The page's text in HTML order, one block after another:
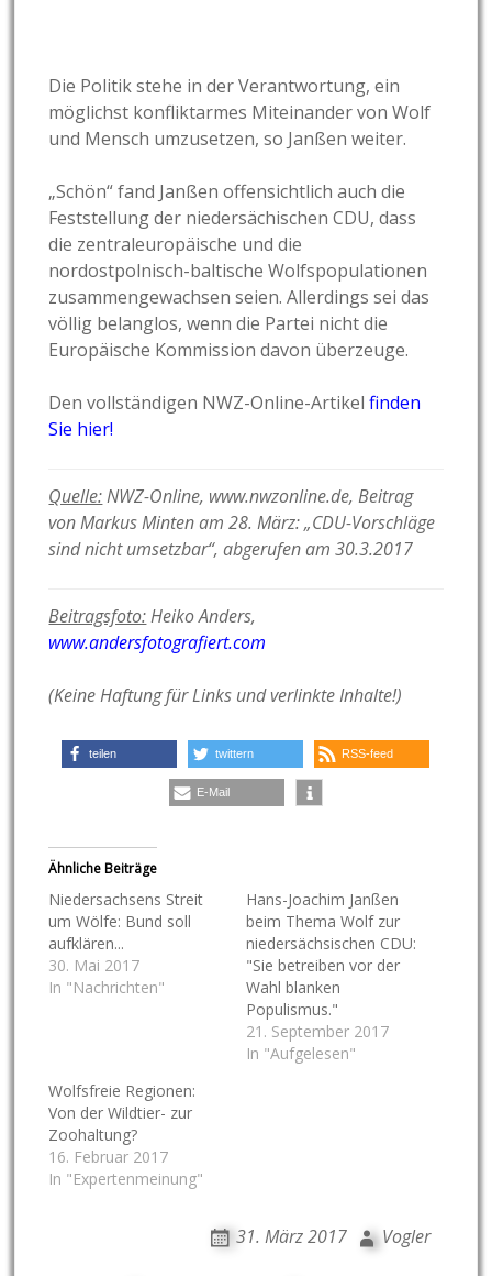
Die Politik stehe in der Verantwortung, ein
möglichst konfliktarmes Miteinander von Wolf
und Mensch umzusetzen, so Janßen weiter.
„Schön“ fand Janßen offensichtlich auch die
Feststellung der niedersächischen CDU, dass
die zentraleuropäische und die
nordostpolnisch-baltische Wolfspopulationen
zusammengewachsen seien. Allerdings sei das
völlig belanglos, wenn die Partei nicht die
Europäische Kommission davon überzeuge.
Den vollständigen NWZ-Online-Artikelfinden
Sie hier!
Quelle:NWZ-Online, www.nwzonline.de, Beitrag
von Markus Minten am 28. März: „CDU-Vorschläge
sind nicht umsetzbar“, abgerufen am 30.3.2017
Beitragsfoto:Heiko Anders,
www.andersfotografiert.com
(Keine Haftung für Links und verlinkte Inhalte!)
teilen twittern RSS-feed
E-Mail
Ähnliche Beiträge
Niedersachsens Streit
um Wölfe: Bund soll
aufklären...
30. Mai 2017
In "Nachrichten"
Hans-Joachim Janßen
beim Thema Wolf zur
niedersächsischen CDU:
"Sie betreiben vor der
Wahl blanken
Populismus."
21. September 2017
In "Aufgelesen"
Wolfsfreie Regionen:
Von der Wildtier- zur
Zoohaltung?
16. Februar 2017
In "Expertenmeinung"
31. März 2017 Vogler